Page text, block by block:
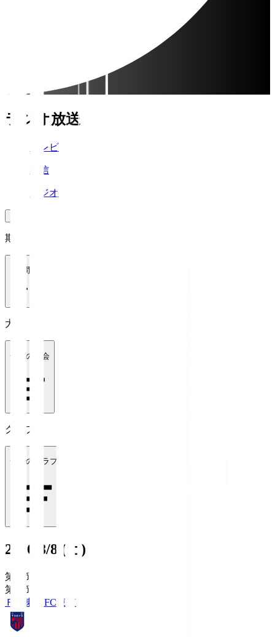
ラジオ放送
テレビ
配信
ラジオ
期間
1週間
大会
全ての大会
クラブ
全てのクラブ
2026/8/8 (土)
第1節
第1節
ＦＣ東京FC東京